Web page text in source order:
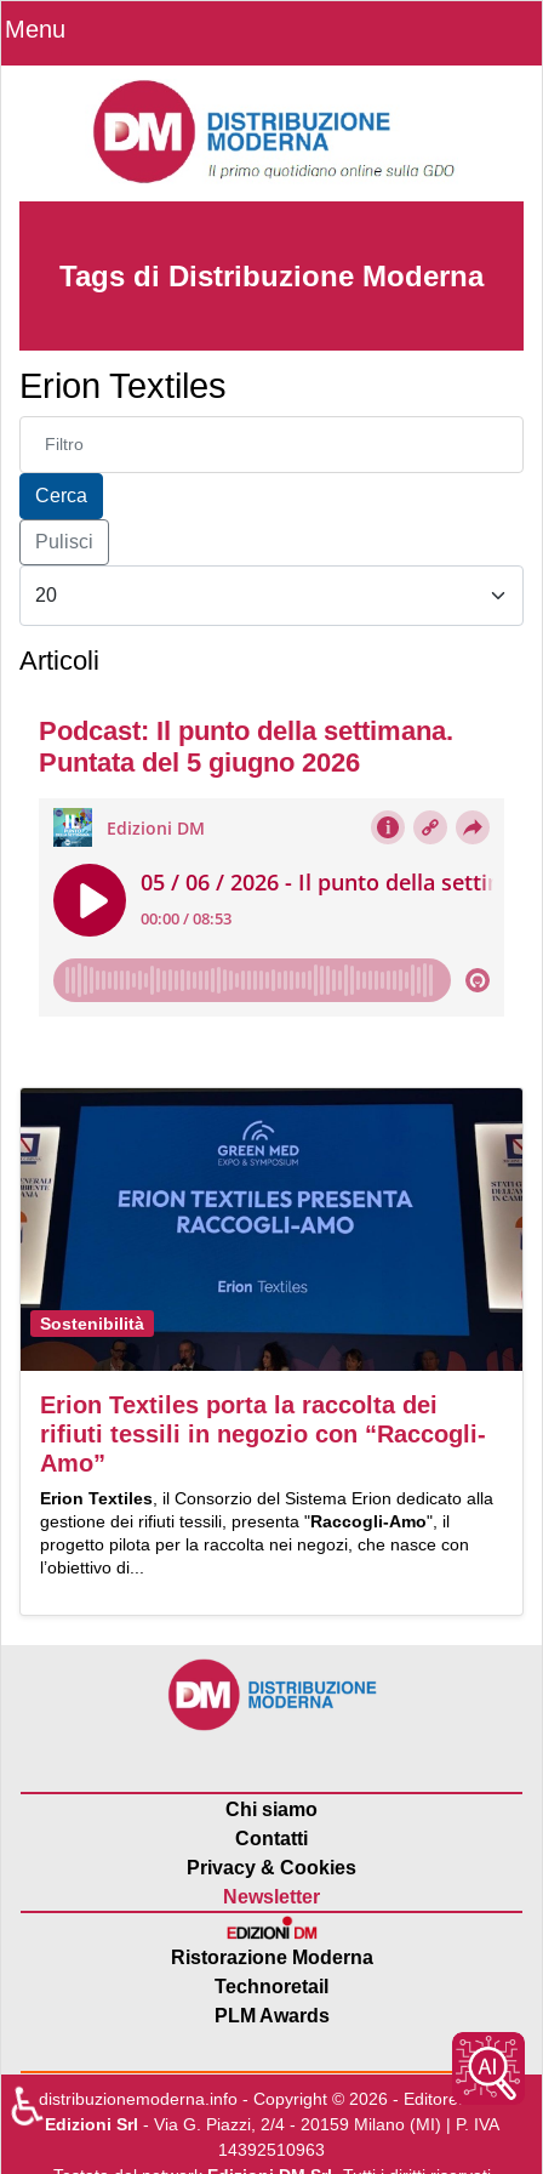
Menu
Tags di Distribuzione Moderna
Erion Textiles
Inserisci parte del titolo
Cerca
Pulisci
Articoli
Podcast: Il punto della settimana.
Puntata del 5 giugno 2026
Sostenibilità
Erion Textiles porta la raccolta dei
rifiuti tessili in negozio con “Raccogli-
Amo”
Erion Textiles , il Consorzio del Sistema Erion dedicato alla
gestione dei rifiuti tessili, presenta "Raccogli-Amo", il
progetto pilota per la raccolta nei negozi, che nasce con
l’obiettivo di...
Chi siamo
Contatti
Privacy & Cookies
Newsletter
Ristorazione Moderna
Technoretail
PLM Awards
distribuzionemoderna.info - Copyright © 2026 - Editore:Edra
Edizioni Srl - Via G. Piazzi, 2/4 - 20159 Milano (MI) | P. IVA
14392510963